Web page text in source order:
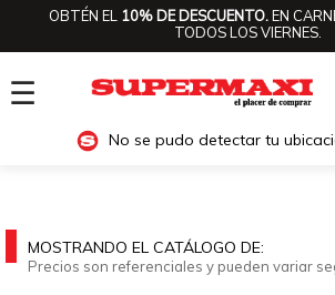
OBTÉN EL 10% DE DESCUENTO.EN
TODOS LOS VIERNES.
☰
No se pudo detectar tu
MOSTRANDO EL CATÁLOGO DE:
Precios son referenciales y pueden variar